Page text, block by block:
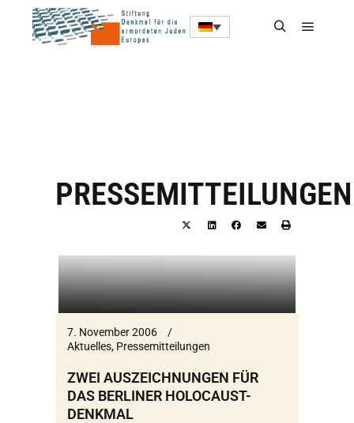
PRESSEMITTEILUNGEN
7. November 2006
Aktuelles, Pressemitteilungen
ZWEI AUSZEICHNUNGEN FÜR
DAS BERLINER HOLOCAUST-
DENKMAL